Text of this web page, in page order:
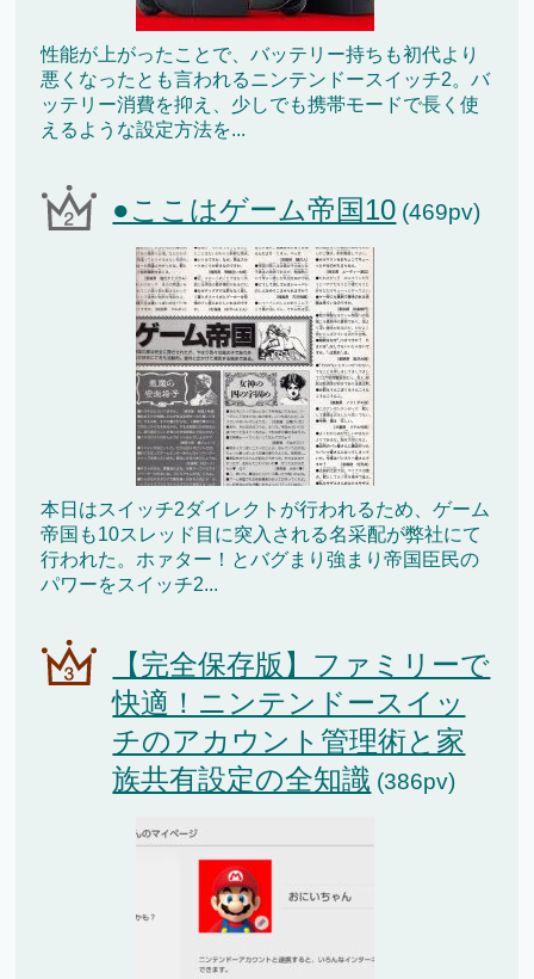
性能が上がったことで、バッテリー持ちも初代より
悪くなったとも言われるニンテンドースイッチ2。バ
ッテリー消費を抑え、少しでも携帯モードで長く使
えるような設定方法を...
●ここはゲーム帝国10 (469pv)
本日はスイッチ2ダイレクトが行われるため、ゲーム
帝国も10スレッド目に突入される名采配が弊社にて
行われた。ホァター！とバグまり強まり帝国臣民の
パワーをスイッチ2...
【完全保存版】ファミリーで
快適！ニンテンドースイッ
チのアカウント管理術と家
族共有設定の全知識 (386pv)